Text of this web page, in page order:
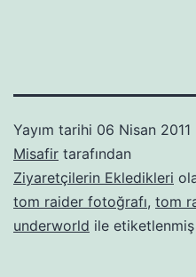
Yayım tarihi 06 Nisan 2011
Misafir tarafından
Ziyaretçilerin Ekledikleri
tom raider fotoğrafı, tom
underworld ile etiketlenmiş